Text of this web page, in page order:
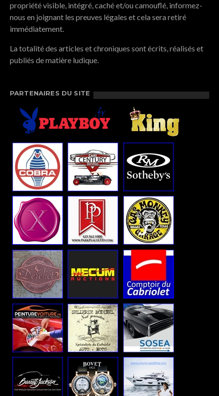
propriété visible, intégré, caché et/ou camouflé, informez-
nous en joignant les preuves légales et cela sera retiré
immédiatement.
La totalité des articles et chroniques sont écrits, réalisés et
publiés de matière ludique.
PARTENAIRES DU SITE